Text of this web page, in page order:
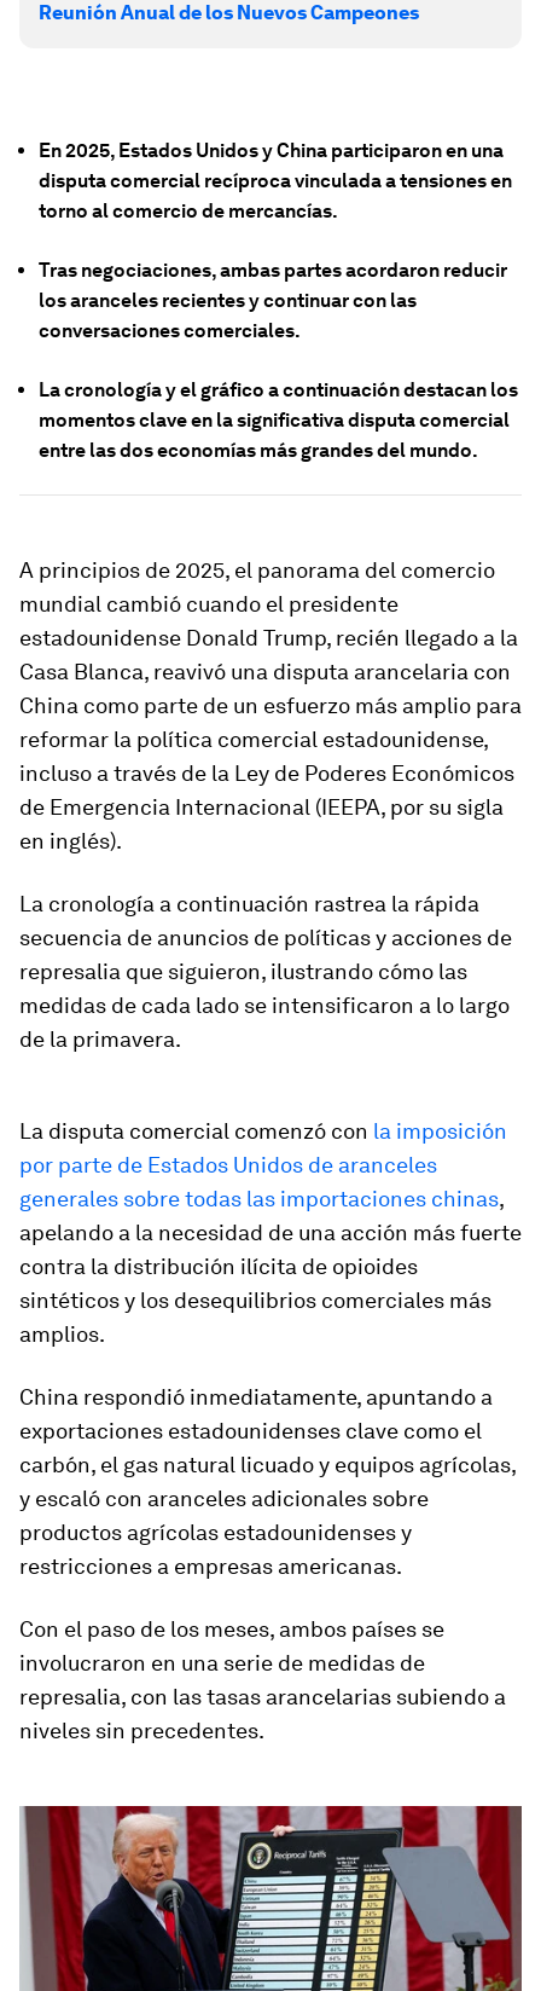
Reunión Anual de los Nuevos Campeones
En 2025, Estados Unidos y China participaron en una
disputa comercial recíproca vinculada a tensiones en
torno al comercio de mercancías.
Tras negociaciones, ambas partes acordaron reducir
los aranceles recientes y continuar con las
conversaciones comerciales.
La cronología y el gráfico a continuación destacan los
momentos clave en la significativa disputa comercial
entre las dos economías más grandes del mundo.
A principios de 2025, el panorama del comercio
mundial cambió cuando el presidente
estadounidense Donald Trump, recién llegado a la
Casa Blanca, reavivó una disputa arancelaria con
China como parte de un esfuerzo más amplio para
reformar la política comercial estadounidense,
incluso a través de la Ley de Poderes Económicos
de Emergencia Internacional (IEEPA, por su sigla
en inglés).
La cronología a continuación rastrea la rápida
secuencia de anuncios de políticas y acciones de
represalia que siguieron, ilustrando cómo las
medidas de cada lado se intensificaron a lo largo
de la primavera.
La disputa comercial comenzó con la imposición
por parte de Estados Unidos de aranceles
generales sobre todas las importaciones chinas,
apelando a la necesidad de una acción más fuerte
contra la distribución ilícita de opioides
sintéticos y los desequilibrios comerciales más
amplios.
China respondió inmediatamente, apuntando a
exportaciones estadounidenses clave como el
carbón, el gas natural licuado y equipos agrícolas,
y escaló con aranceles adicionales sobre
productos agrícolas estadounidenses y
restricciones a empresas americanas.
Con el paso de los meses, ambos países se
involucraron en una serie de medidas de
represalia, con las tasas arancelarias subiendo a
niveles sin precedentes.